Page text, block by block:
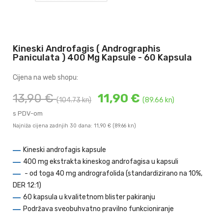
Kineski Androfagis ( Andrographis
Paniculata ) 400 Mg Kapsule - 60 Kapsula
Cijena na web shopu:
13,90 €(104.73 kn) 11,90 €(89.66 kn)
s PDV-om
Najniža cijena zadnjih 30 dana: 11,90 € (89.66 kn)
Kineski androfagis kapsule
400 mg ekstrakta kineskog androfagisa u kapsuli
- od toga 40 mg andrografolida (standardizirano na 10%,
DER 12:1)
60 kapsula u kvalitetnom blister pakiranju
Podržava sveobuhvatno pravilno funkcioniranje